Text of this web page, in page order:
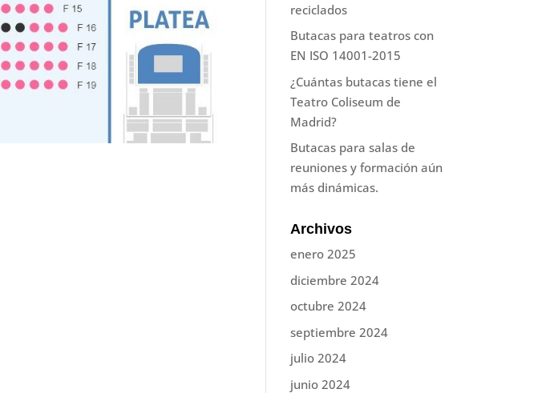
reciclados
Butacas para teatros con
EN ISO 14001-2015
¿Cuántas butacas tiene el
Teatro Coliseum de
Madrid?
Butacas para salas de
reuniones y formación aún
más dinámicas.
Archivos
enero 2025
diciembre 2024
octubre 2024
septiembre 2024
julio 2024
junio 2024